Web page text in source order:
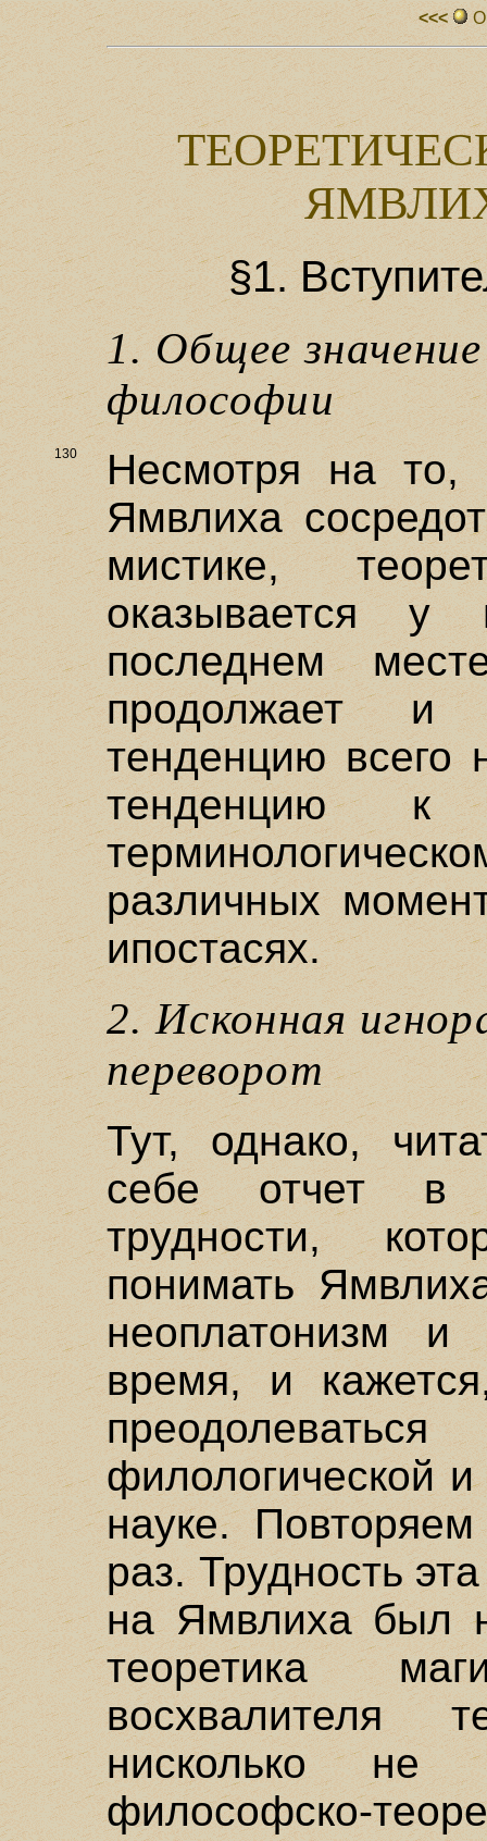
<<<
§1.
1. Общее
философии
130
Несмотря на то,
Ямвлиха
мистике,
оказывается
последнем
продолжает и
тенденцию всего
тенденцию
различных
ипостасях.
2. Исконная
переворот
Тут, однако,
себе отчет в
трудности,
понимать
неоплатонизм и
время, и
филологической
науке.
раз. Трудность
на Ямвлиха был
теоретика
восхвалителя
нисколько не
философско-